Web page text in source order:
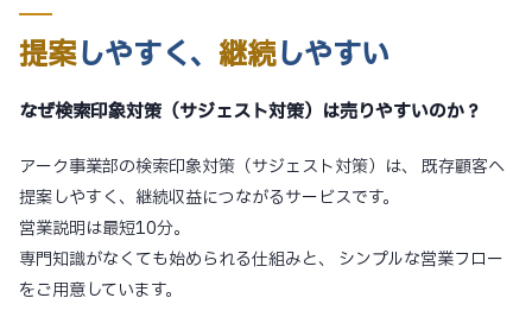
提案しやすく、 継続しやすい
なぜ検索印象対策（サジェスト対策）は売りやすいのか？
アーク事業部の検索印象対策（サジェスト対策）は、 既存顧客へ
提案しやすく、継続収益につながるサービスです。
営業説明は最短10分。
専門知識がなくても始められる仕組みと、
シンプルな営業フロー
をご用意しています。